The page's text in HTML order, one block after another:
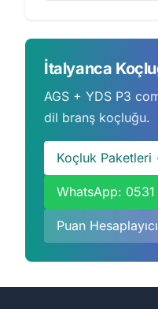
İtalyanca
AGS + YDS P3
dil branş koçluğu.
Koçluk Paketleri
WhatsApp:
Puan Hesaplayıcı